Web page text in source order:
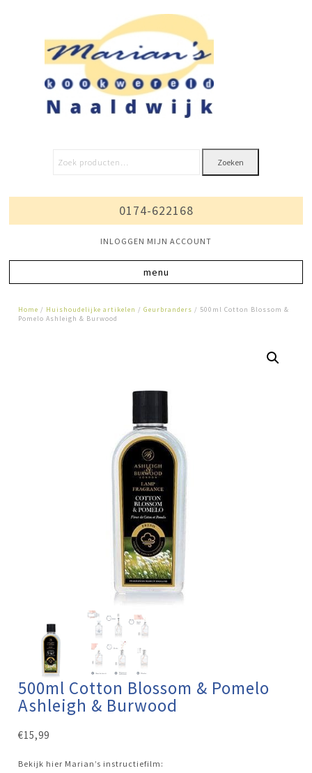
Zoeken
0174-622168
INLOGGEN MIJN ACCOUNT
Home / Huishoudelijke artikelen /Geurbranders / 500ml Cotton Blossom &
Pomelo Ashleigh & Burwood
500ml Cotton Blossom & Pomelo
Ashleigh & Burwood
€15,99
Bekijk hier Marian’s instructiefilm: